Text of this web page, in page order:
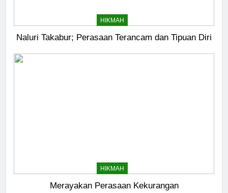
HIKMAH
Naluri Takabur; Perasaan Terancam dan Tipuan Diri
HIKMAH
Merayakan Perasaan Kekurangan
5
Kesadaran akan Kehambaan: